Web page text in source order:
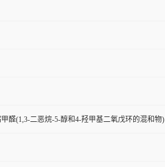
醛(1,3-二恶烷-5-醇和4-羟甲基二氧戊环的混和物)